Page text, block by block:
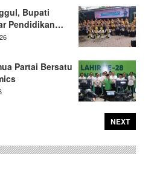
Bupati
Pendidikan…
Partai Bersatu
NEXT